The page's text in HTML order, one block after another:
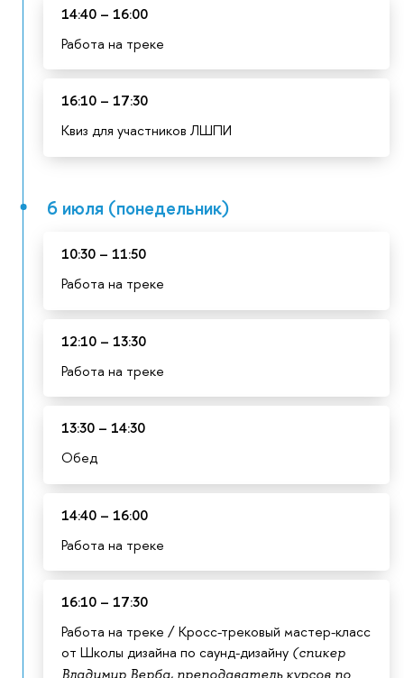
14:40 – 16:00
Работа на треке
16:10 – 17:30
Квиз для участников ЛШПИ
6 июля (понедельник)
10:30 – 11:50
Работа на треке
12:10 – 13:30
Работа на треке
13:30 – 14:30
Обед
14:40 – 16:00
Работа на треке
16:10 – 17:30
Работа на треке / Кросс-трековый мастер-класс
от Школы дизайна по саунд-дизайну (спикер